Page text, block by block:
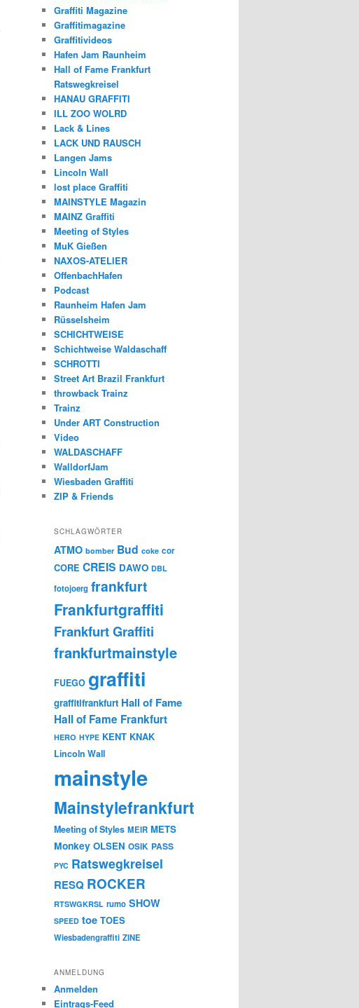
Graffiti Magazine
Graffitimagazine
Graffitivideos
Hafen Jam Raunheim
Hall of Fame Frankfurt
Ratswegkreisel
HANAU GRAFFITI
ILL ZOO WOLRD
Lack & Lines
LACK UND RAUSCH
Langen Jams
Lincoln Wall
lost place Graffiti
MAINSTYLE Magazin
MAINZ Graffiti
Meeting of Styles
MuK Gießen
NAXOS-ATELIER
OffenbachHafen
Podcast
Raunheim Hafen Jam
Rüsselsheim
SCHICHTWEISE
Schichtweise Waldaschaff
SCHROTTI
Street Art Brazil Frankfurt
throwback Trainz
Trainz
Under ART Construction
Video
WALDASCHAFF
WalldorfJam
Wiesbaden Graffiti
ZIP & Friends
SCHLAGWÖRTER
ATMO bomber Bud coke cor
CORE CREIS DAWO DBL
fotojoerg frankfurt
Frankfurtgraffiti
Frankfurt Graffiti
frankfurtmainstyle
FUEGO graffiti
graffitifrankfurt Hall of Fame
Hall of Fame Frankfurt
HERO HYPE KENT KNAK
Lincoln Wall
mainstyle
Mainstylefrankfurt
Meeting of Styles MEIR METS
Monkey OLSEN OSIK PASS
PYC Ratswegkreisel
RESQ ROCKER
RTSWGKRSL rumo SHOW
SPEED toe TOES
Wiesbadengraffiti ZINE
ANMELDUNG
Anmelden
Eintrags-Feed